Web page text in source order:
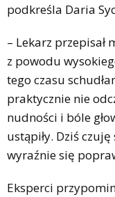
podkreśla Daria
– Lekarz
z powodu
tego czasu
praktycznie nie
nudności i bóle
ustąpiły. Dziś
wyraźnie się
Eksperci